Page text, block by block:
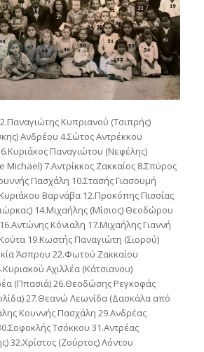
Κυπριανού (Τσιπρής)
Ανδρέου 4.Σώτος Αντρέκκου
Παναγιώτου (Νεφέλης)
Michael) 7.Αντρίκκος Ζακκαίος 8.Σπύρος
Πασχάλη 10.Στασής Γιασουμή
Βαρνάβα 12.Προκόπης Πισσίας
14.Μιχαήλης (Μίσιος) Θεοδώρου
Κόνιαλη 17.Μιχαήλης Γιαννή
19.Κωστής Παναγιώτη (Σιορού)
Άσπρου 22.Φωτού Ζακκαίου
Αχιλλέα (Κάτσιανου)
(Ππασιά) 26.Θεοδώσης Ρεγκοφάς
27.Θεανώ Λεωνίδα (Δασκάλα από
Κουννής Πασχάλη 29.Ανδρέας
Τσόκκου 31.Αντρέας
32.Χρίστος (Ζούρτος) Λόντου